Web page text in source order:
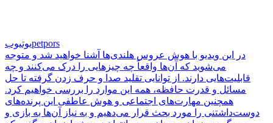
یوتیوبpetpors
در این ویدیو با هوش عروس هلندی‌ها آشنا خواهید شد و متوجه
می‌شوید که آن‌ها واقعاً چه چیزهایی را درک می‌کنند و چه
قابلیت‌هایی دارند. از توانایی تقلید صدا و حرف زدن گرفته تا حل
مسائل و قدرت حافظه، همه این موارد را بررسی خواهیم کرد.
همچنین مهارت‌های اجتماعی و هوش عاطفی این پرنده‌های
دوست‌داشتنی را مورد بحث قرار می‌دهیم و به نیاز آن‌ها به بازی و